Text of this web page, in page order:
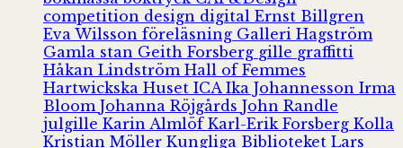
competition design digital Ernst Billgren
Eva Wilsson föreläsning Galleri Hagström
Gamla stan Geith Forsberg gille graffitti
Håkan Lindström Hall of Femmes
Hartwickska Huset ICA Ika Johannesson Irma
Bloom Johanna Röjgårds John Randle
julgille Karin Almlöf Karl-Erik Forsberg Kolla
Kristian Möller Kungliga Biblioteket Lars